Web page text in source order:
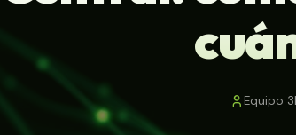
Equipo